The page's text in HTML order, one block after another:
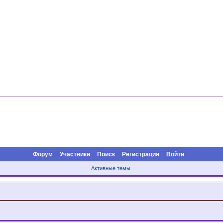
Форум Участники Поиск Регистрация Войти
Активные темы